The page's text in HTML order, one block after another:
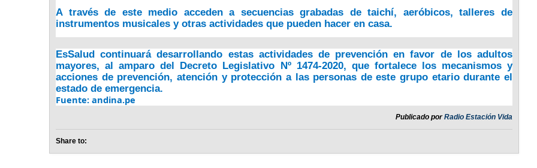
A través de este medio acceden a secuencias grabadas de taichí, aeróbicos, talleres de
instrumentos musicales y otras actividades que pueden hacer en casa.
EsSalud continuará desarrollando estas actividades de prevención en favor de los adultos
mayores, al amparo del Decreto Legislativo Nº 1474-2020, que fortalece los mecanismos y
acciones de prevención, atención y protección a las personas de este grupo etario durante el
estado de emergencia.
Fuente: andina.pe
Publicado porRadio Estación Vida
Share to: